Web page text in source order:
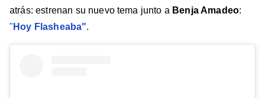
atrás: estrenan su nuevo tema junto aBenja Amadeo:
" Hoy Flasheaba".